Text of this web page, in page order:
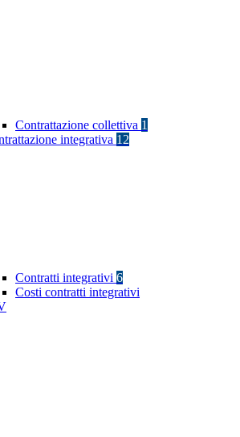
Contrattazione collettiva 1
integrativa 12
Contratti integrativi 6
Costi contratti integrativi